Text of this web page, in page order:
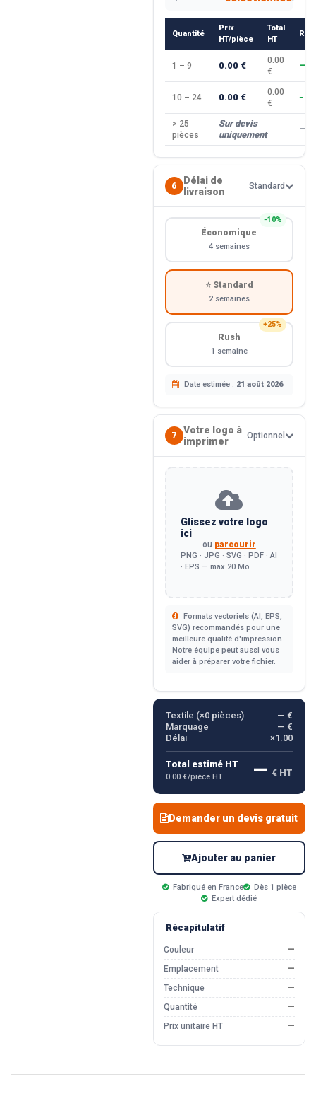
Quantité
Prix
HT/pièce
Total
HT
1 – 9 0.00 €
0.00
€
—
10 – 24 0.00 €
0.00
€
> 25
pièces
Sur devis
uniquement
—
6
Délai de
livraison
Standard
−10%
Économique
4 semaines
⭐ Standard
2 semaines
+25%
Rush
1 semaine
Date estimée : 21 août 2026
7
Votre logo à
imprimer
Optionnel
Glissez votre logo
ici
ou parcourir
PNG · JPG · SVG · PDF · AI
· EPS — max 20 Mo
Formats vectoriels (AI, EPS,
SVG) recommandés pour une
meilleure qualité d'impression.
Notre équipe peut aussi vous
aider à préparer votre fichier.
Textile (×0pièces)
— €
Marquage
— €
Délai
×1.00
Total estimé HT
0.00 €/pièce HT — € HT
Demander un devis gratuit
Ajouter au panier
Fabriqué en France
Dès 1 pièce
Expert dédié
Récapitulatif
Couleur
—
Emplacement
—
Technique
—
Quantité
—
Prix unitaire HT
—